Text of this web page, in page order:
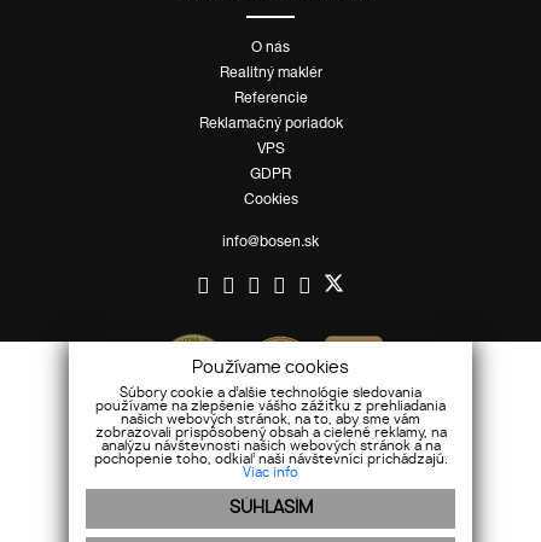
Používame cookies
Súbory cookie a ďalšie technológie sledovania
používame na zlepšenie vášho zážitku z prehliadania
našich webových stránok, na to, aby sme vám
zobrazovali prispôsobený obsah a cielené reklamy, na
analýzu návštevnosti našich webových stránok a na
pochopenie toho, odkiaľ naši návštevníci prichádzajú.
Viac info
SÚHLASÍM
O nás
Realitný maklér
Referencie
Reklamačný poriadok
VPS
GDPR
Cookies
info@bosen.sk